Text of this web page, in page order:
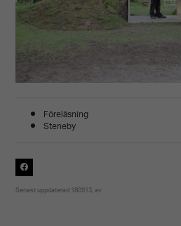
Föreläsning
Steneby
Senast uppdaterad 180913, av